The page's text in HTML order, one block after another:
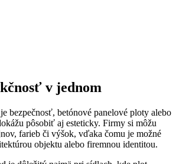
v jednom
bezpečnosť, betónové panelové ploty alebo
pôsobiť aj esteticky. Firmy si môžu
farieb či výšok, vďaka čomu je možné
objektu alebo firemnou identitou.